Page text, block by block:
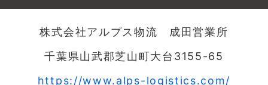
株式会社アルプス物流 成田営業所
千葉県山武郡芝山町大台3155-65
https://www.alps-logistics.com/